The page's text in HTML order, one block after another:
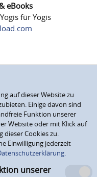
eBooks
für Yogis
auf dieser Website zu
Einige davon sind
Funktion unserer
Website oder mit Klick auf
dieser Cookies zu.
Einwilligung jederzeit
unserer